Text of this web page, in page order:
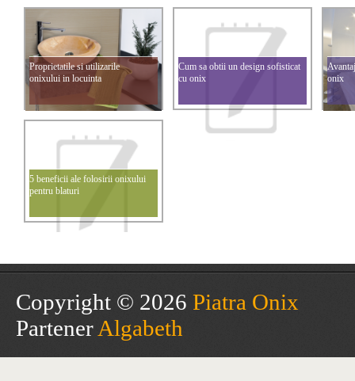
Proprietatile si utilizarile
onixului in locuinta
Cum sa obtii un design sofisticat
cu onix
onix
5 beneficii ale folosirii onixului
pentru blaturi
Copyright © 2026 Piatra Onix
Partener Algabeth